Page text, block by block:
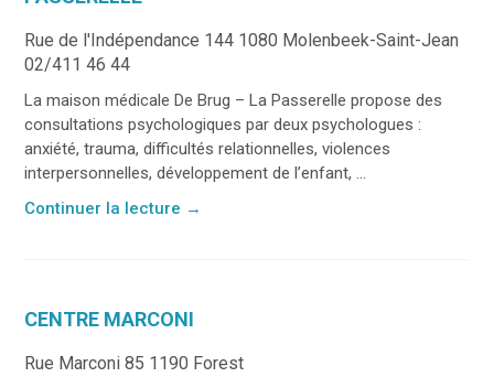
Rue de l'Indépendance 144 1080 Molenbeek-Saint-Jean
02/411 46 44
La maison médicale De Brug – La Passerelle propose des
consultations psychologiques par deux psychologues :
anxiété, trauma, difficultés relationnelles, violences
interpersonnelles, développement de l’enfant, ...
Continuer la lecture →
CENTRE MARCONI
Rue Marconi 85 1190 Forest